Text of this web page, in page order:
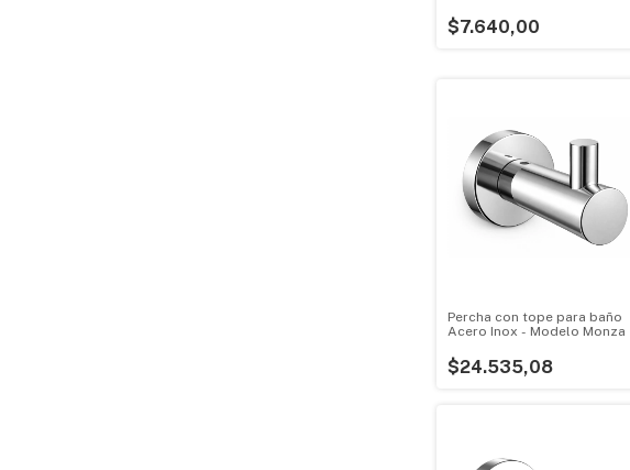
$7.640,00
Percha con tope para baño
Acero Inox - Modelo Monza
$24.535,08